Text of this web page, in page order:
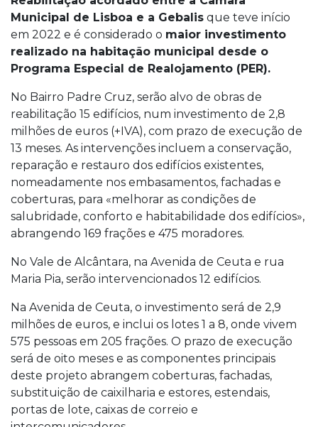
Municipal de Lisboa e a Gebalis que teve início
em 2022 e é considerado o maior investimento
realizado na habitação municipal desde o
Programa Especial de Realojamento (PER).
No Bairro Padre Cruz, serão alvo de obras de
reabilitação 15 edifícios, num investimento de 2,8
milhões de euros (+IVA), com prazo de execução de
13 meses. As intervenções incluem a conservação,
reparação e restauro dos edifícios existentes,
nomeadamente nos embasamentos, fachadas e
coberturas, para «melhorar as condições de
salubridade, conforto e habitabilidade dos edifícios»,
abrangendo 169 frações e 475 moradores.
No Vale de Alcântara, na Avenida de Ceuta e rua
Maria Pia, serão intervencionados 12 edifícios.
Na Avenida de Ceuta, o investimento será de 2,9
milhões de euros, e inclui os lotes 1 a 8, onde vivem
575 pessoas em 205 frações. O prazo de execução
será de oito meses e as componentes principais
deste projeto abrangem coberturas, fachadas,
substituição de caixilharia e estores, estendais,
portas de lote, caixas de correio e